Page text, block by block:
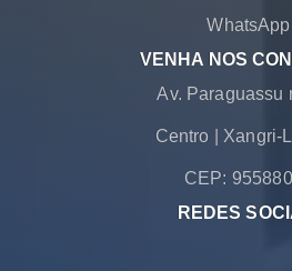
WhatsApp
VENHA NOS
Av. Paraguassu
Centro Xangri-
CEP:
REDES